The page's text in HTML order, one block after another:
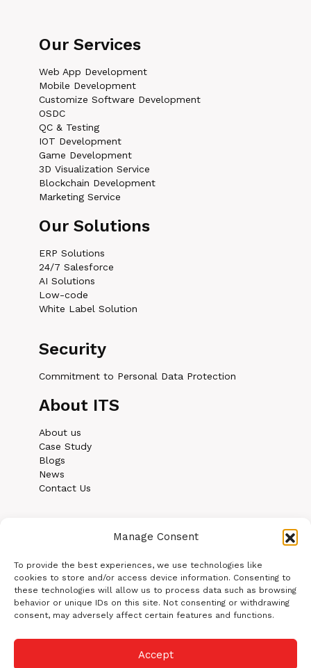
Manage Consent
To provide the best experiences, we use technologies like
cookies to store and/or access device information. Consenting to
these technologies will allow us to process data such as browsing
behavior or unique IDs on this site. Not consenting or withdrawing
consent, may adversely affect certain features and functions.
Accept
Our Services
Web App Development
Mobile Development
Customize Software Development
OSDC
QC & Testing
IOT Development
Game Development
3D Visualization Service
Blockchain Development
Marketing Service
Our Solutions
ERP Solutions
24/7 Salesforce
AI Solutions
Low-code
White Label Solution
Security
Commitment to Personal Data Protection
About ITS
About us
Case Study
Blogs
News
Contact Us
© Copyright 2025 Icetea
Software | All Rights Reserved.